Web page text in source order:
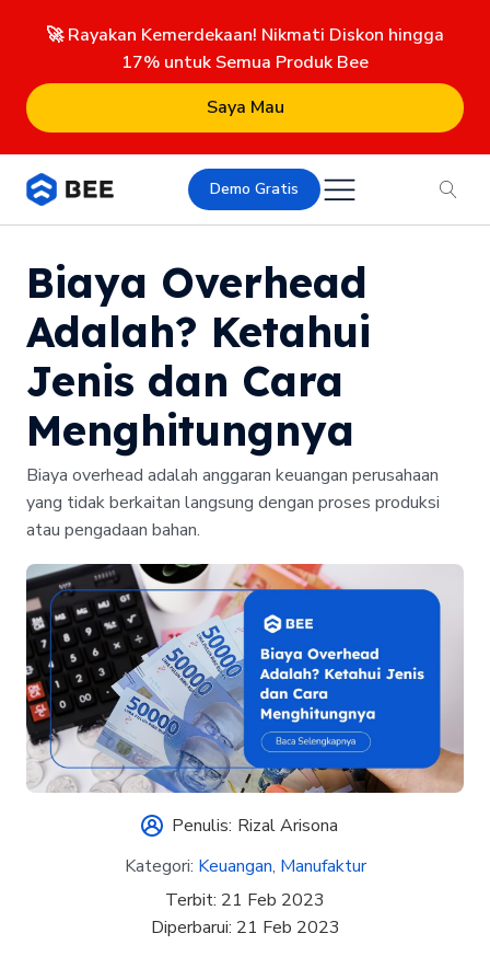
🚀 Rayakan Kemerdekaan! Nikmati Diskon hingga
17% untuk Semua Produk Bee
Saya Mau
Demo Gratis
Biaya Overhead
Adalah? Ketahui
Jenis dan Cara
Menghitungnya
Biaya overhead adalah anggaran keuangan perusahaan
yang tidak berkaitan langsung dengan proses produksi
atau pengadaan bahan.
Penulis: Rizal Arisona
Kategori: Keuangan, Manufaktur
Terbit: 21 Feb 2023
Diperbarui: 21 Feb 2023